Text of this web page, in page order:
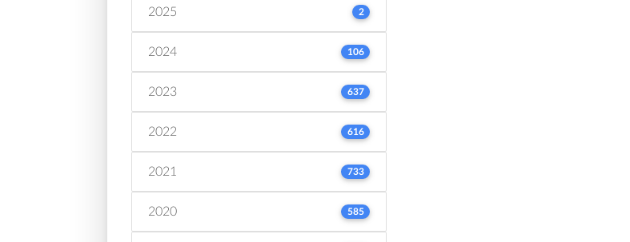
2025 2
2024 106
2023 637
2022 616
2021 733
2020 585